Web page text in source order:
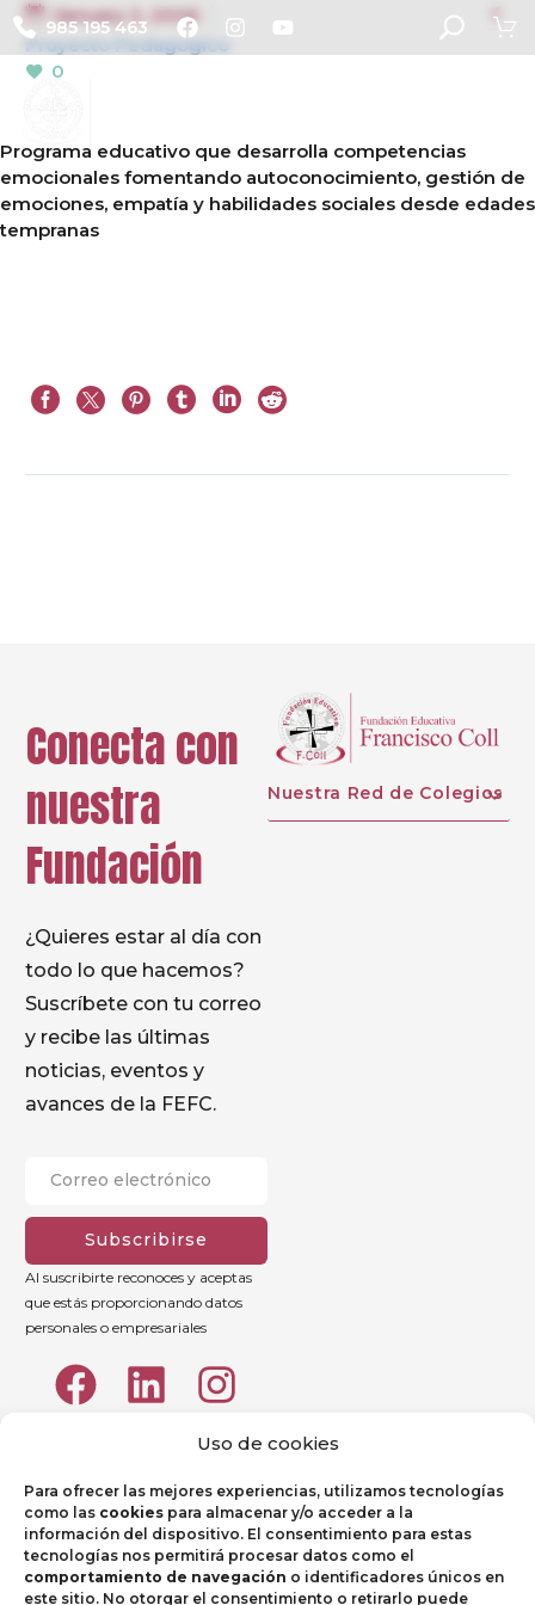
Uso de cookies
Para ofrecer las mejores experiencias, utilizamos tecnologías
como las cookies para almacenar y/o acceder a la
información del dispositivo. El consentimiento para estas
tecnologías nos permitirá procesar datos como el
comportamiento de navegación o identificadores únicos en
este sitio. No otorgar el consentimiento o retirarlo puede
985 195 463 
January 2, 2026
Proyecto Pedagogico
0
Programa educativo que desarrolla competencias
emocionales fomentando autoconocimiento, gestión de
emociones, empatía y habilidades sociales desde edades
tempranas
Conecta con
nuestra
Fundación
¿Quieres estar al día con
todo lo que hacemos?
Suscríbete con tu correo
y recibe las últimas
noticias, eventos y
avances de la FEFC.
Subscribirse
Al suscribirte reconoces y aceptas
que estás proporcionando datos
personales o empresariales
Nuestra Red de Colegios